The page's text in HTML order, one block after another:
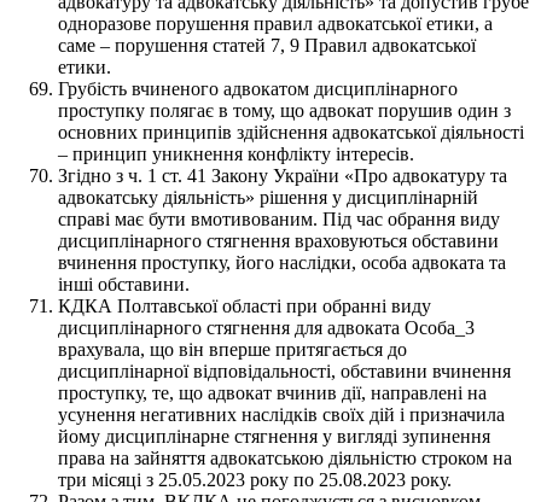
одноразове порушення правил адвокатської етики, а
саме – порушення статей 7, 9 Правил адвокатської
етики.
Грубість вчиненого адвокатом дисциплінарного
проступку полягає в тому, що адвокат порушив один з
основних принципів здійснення адвокатської діяльності
– принцип уникнення конфлікту інтересів.
Згідно з ч. 1 ст. 41 Закону України «Про адвокатуру та
адвокатську діяльність» рішення у дисциплінарній
справі має бути вмотивованим. Під час обрання виду
дисциплінарного стягнення враховуються обставини
вчинення проступку, його наслідки, особа адвоката та
інші обставини.
КДКА Полтавської області при обранні виду
дисциплінарного стягнення для адвоката Особа_3
врахувала, що він вперше притягається до
дисциплінарної відповідальності, обставини вчинення
проступку, те, що адвокат вчинив дії, направлені на
усунення негативних наслідків своїх дій і призначила
йому дисциплінарне стягнення у вигляді зупинення
права на зайняття адвокатською діяльністю строком на
три місяці з 25.05.2023 року по 25.08.2023 року.